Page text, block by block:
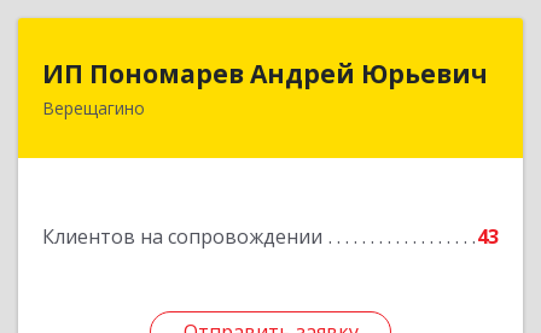
ИП Пономарев Андрей Юрьевич
Верещагино
Клиентов на сопровождении 43
ИП Пономарев Андрей Юрьевич
617120, Пермский край, Верещагинский р-н,